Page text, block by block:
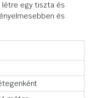
létre egy tiszta és
és